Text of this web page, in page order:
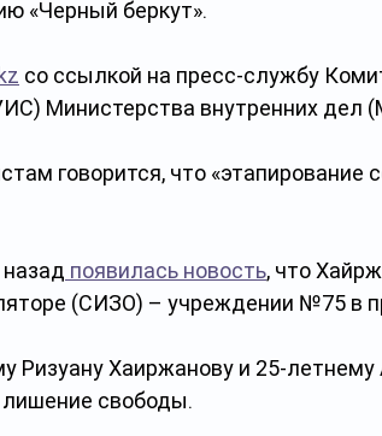
«Черный беркут».
со ссылкой на пресс-службу
Министерства внутренних дел
говорится, что «этапирование
появилась новость, что
(СИЗО) – учреждении №75 в
Ризуану Хаиржанову и 25-
свободы.